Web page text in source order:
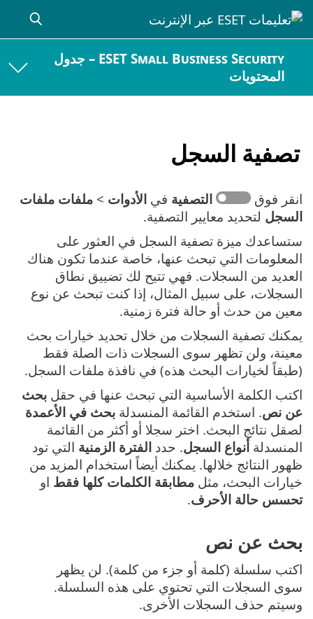
ESET Small Business Security – جدول
المحتويات
تصفية السجل
انقر فوق التصفية في الأدوات > ملفات ملفات
السجل لتحديد معايير التصفية.
ستساعدك ميزة تصفية السجل في العثور على
المعلومات التي تبحث عنها، خاصة عندما تكون هناك
العديد من السجلات. فهي تتيح لك تضييق نطاق
السجلات، على سبيل المثال، إذا كنت تبحث عن نوع
معين من حدث أو حالة فترة زمنية.
يمكنك تصفية السجلات من خلال تحديد خيارات بحث
معينة، ولن تظهر سوى السجلات ذات الصلة فقط
(طبقاً لخيارات البحث هذه) في نافذة ملفات السجل.
اكتب الكلمة الأساسية التي تبحث عنها في حقل بحث
عن نص. استخدم القائمة المنسدلة بحث في الأعمدة
لصقل نتائج البحث. اختر سجلا أو أكثر من القائمة
المنسدلة أنواع السجل. حدد الفترة الزمنية التي تود
ظهور النتائج خلالها. يمكنك أيضاً استخدام المزيد من
خيارات البحث، مثل مطابقة الكلمات كلها فقط او
تحسس حالة الأحرف.
بحث عن نص
اكتب سلسلة (كلمة أو جزء من كلمة). لن يظهر
سوى السجلات التي تحتوي على هذه السلسلة.
وسيتم حذف السجلات الأخرى.